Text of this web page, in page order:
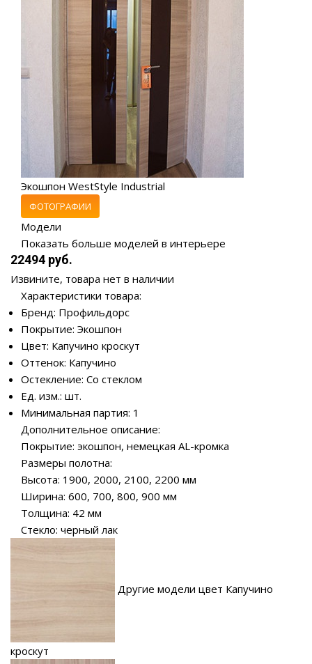
Экошпон WestStyle Industrial
ФОТОГРАФИИ
Модели
Показать больше моделей в интерьере
22494 руб.
Извините, товара нет в наличии
Характеристики товара:
Бренд: Профильдорс
Покрытие: Экошпон
Цвет: Капучино кроскут
Оттенок: Капучино
Остекление: Со стеклом
Ед. изм.: шт.
Минимальная партия: 1
Дополнительное описание:
Покрытие: экошпон, немецкая AL-кромка
Размеры полотна:
Высота: 1900, 2000, 2100, 2200 мм
Ширина: 600, 700, 800, 900 мм
Толщина: 42 мм
Стекло: черный лак
Другие модели цвет Капучино
кроскут